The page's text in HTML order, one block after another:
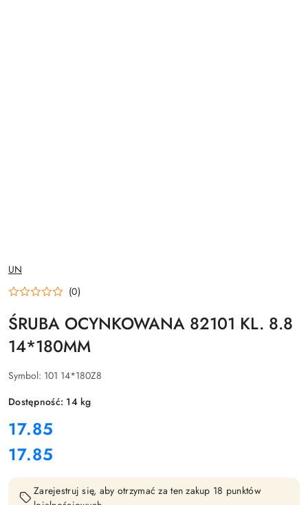
NAZWA
PRODUCENTA:
UN
(0)
ŚRUBA OCYNKOWANA 82101 KL. 8.8
14*180MM
Symbol: 101 14*180Z8
Dostępność: 14 kg
cena:
17.85
Cena:
17.85
Zarejestruj się, aby otrzymać za ten zakup 18 punktów